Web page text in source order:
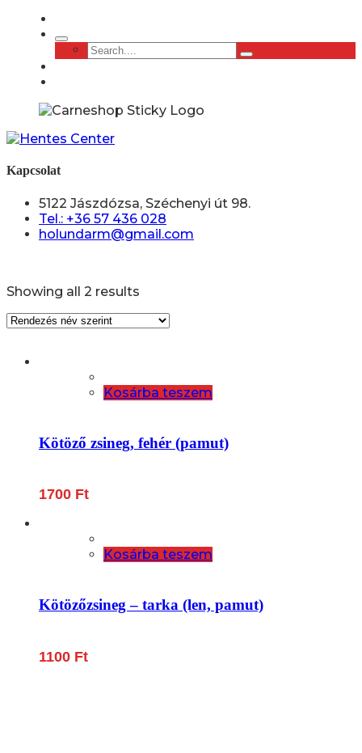
Kapcsolat
5122 Jászdózsa, Széchenyi út 98.
Tel.: +36 57 436 028
holundarm@gmail.com
Showing all 2 results
Kosárba teszem
Kötöző zsineg, fehér (pamut)
1700 Ft
Kosárba teszem
Kötözőzsineg – tarka (len, pamut)
1100 Ft